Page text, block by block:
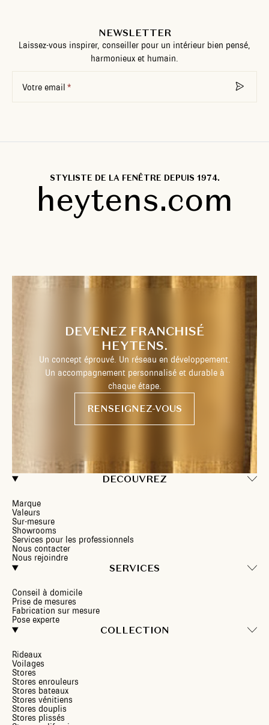
NEWSLETTER
Laissez-vous inspirer, conseiller pour un intérieur bien pensé,
harmonieux et humain.
Votre email
STYLISTE DE LA FENÊTRE DEPUIS 1974.
heytens.com
DECOUVREZ
Marque
Valeurs
Sur-mesure
Showrooms
Services pour les professionnels
Nous contacter
Nous rejoindre
SERVICES
Conseil à domicile
Prise de mesures
Fabrication sur mesure
Pose experte
COLLECTION
Rideaux
Voilages
Stores
Stores enrouleurs
Stores bateaux
Stores vénitiens
Stores douplis
Stores plissés
DEVENEZ FRANCHISÉ
HEYTENS.
Un concept éprouvé. Un réseau en développement.
Un accompagnement personnalisé et durable à
chaque étape.
RENSEIGNEZ-VOUS